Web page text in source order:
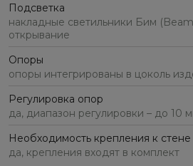
Подсветка
накладные светильники Бим
открывание
Опоры
опоры интегрированы в цоколь
Регулировка опор
да, диапазон регулировки – до 10
Необходимость крепления к стене
да, крепления входят в комплект